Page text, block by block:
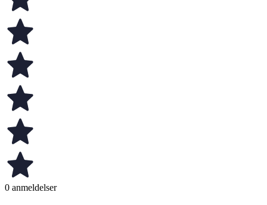
0 anmeldelser